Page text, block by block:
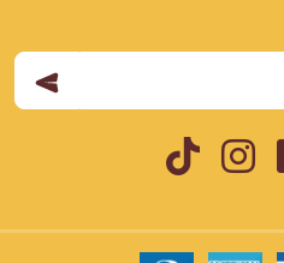
Facebook
Instagram
TikTok